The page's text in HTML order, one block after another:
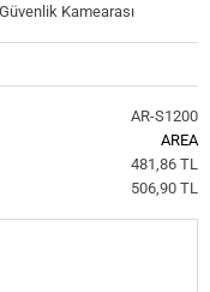
Kamearası
AR-S1200
AREA
481,86 TL
506,90 TL